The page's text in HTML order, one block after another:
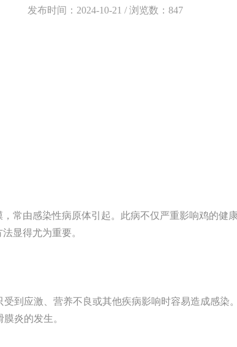
发布时间：2024-10-21 / 浏览数：847
常由感染性病原体引起。此病不仅严重影响鸡的健
显得尤为重要。
到应激、营养不良或其他疾病影响时容易造成感染。
炎的发生。